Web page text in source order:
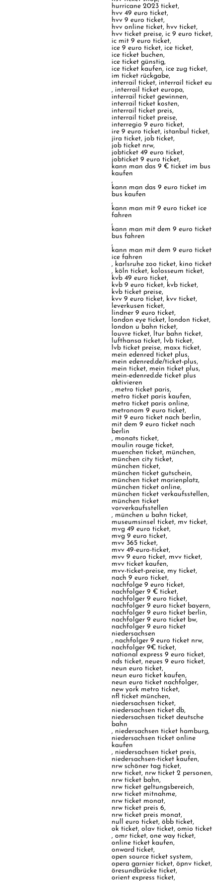
hurricane 2023 ticket,
hvv 49 euro ticket,
hvv 9 euro ticket,
hvv online ticket, hvv ticket,
hvv ticket preise, ic 9 euro ticket,
ic mit 9 euro ticket,
ice 9 euro ticket, ice ticket,
ice ticket buchen,
ice ticket günstig,
ice ticket kaufen, ice zug ticket,
im ticket rückgabe,
interrail ticket, interrail ticket eu
, interrail ticket europa,
interrail ticket gewinnen,
interrail ticket kosten,
interrail ticket preis,
interrail ticket preise,
interregio 9 euro ticket,
ire 9 euro ticket, istanbul ticket,
jira ticket, job ticket,
job ticket nrw,
jobticket 49 euro ticket,
jobticket 9 euro ticket,
kann man das 9 € ticket im bus
kaufen
,
kann man das 9 euro ticket im
bus kaufen
,
kann man mit 9 euro ticket ice
fahren
,
kann man mit dem 9 euro ticket
bus fahren
,
kann man mit dem 9 euro ticket
ice fahren
, karlsruhe zoo ticket, kino ticket
, köln ticket, kolosseum ticket,
kvb 49 euro ticket,
kvb 9 euro ticket, kvb ticket,
kvb ticket preise,
kvv 9 euro ticket, kvv ticket,
leverkusen ticket,
lindner 9 euro ticket,
london eye ticket, london ticket,
london u bahn ticket,
louvre ticket, ltur bahn ticket,
lufthansa ticket, lvb ticket,
lvb ticket preise, maxx ticket,
mein edenred ticket plus,
mein edenred.de/ticket-plus,
mein ticket, mein ticket plus,
mein-edenred.de ticket plus
aktivieren
, metro ticket paris,
metro ticket paris kaufen,
metro ticket paris online,
metronom 9 euro ticket,
mit 9 euro ticket nach berlin,
mit dem 9 euro ticket nach
berlin
, monats ticket,
moulin rouge ticket,
muenchen ticket, münchen,
münchen city ticket,
münchen ticket,
münchen ticket gutschein,
münchen ticket marienplatz,
münchen ticket online,
münchen ticket verkaufsstellen,
münchen ticket
vorverkaufsstellen
, münchen u bahn ticket,
museumsinsel ticket, mv ticket,
mvg 49 euro ticket,
mvg 9 euro ticket,
mvv 365 ticket,
mvv 49-euro-ticket,
mvv 9 euro ticket, mvv ticket,
mvv ticket kaufen,
mvv-ticket-preise, my ticket,
nach 9 euro ticket,
nachfolge 9 euro ticket,
nachfolger 9 € ticket,
nachfolger 9 euro ticket,
nachfolger 9 euro ticket bayern,
nachfolger 9 euro ticket berlin,
nachfolger 9 euro ticket bw,
nachfolger 9 euro ticket
niedersachsen
, nachfolger 9 euro ticket nrw,
nachfolger 9€ ticket,
national express 9 euro ticket,
nds ticket, neues 9 euro ticket,
neun euro ticket,
neun euro ticket kaufen,
neun euro ticket nachfolger,
new york metro ticket,
nfl ticket münchen,
niedersachsen ticket,
niedersachsen ticket db,
niedersachsen ticket deutsche
bahn
, niedersachsen ticket hamburg,
niedersachsen ticket online
kaufen
, niedersachsen ticket preis,
niedersachsen-ticket kaufen,
nrw schöner tag ticket,
nrw ticket, nrw ticket 2 personen,
nrw ticket bahn,
nrw ticket geltungsbereich,
nrw ticket mitnahme,
nrw ticket monat,
nrw ticket preis 6,
nrw ticket preis monat,
null euro ticket,öbb ticket,
ok ticket,olav ticket,omio ticket
,omr ticket,one way ticket,
online ticket kaufen,
onward ticket,
open source ticket system,
opera garnier ticket,öpnv ticket,
öresundbrücke ticket,
orient express ticket,